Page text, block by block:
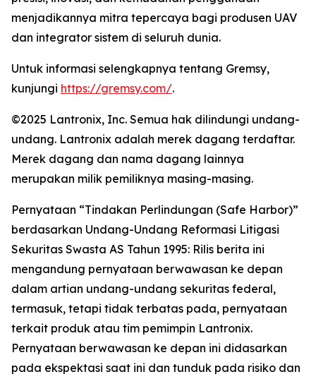
menjadikannya mitra tepercaya bagi produsen UAV
dan integrator sistem di seluruh dunia.
Untuk informasi selengkapnya tentang Gremsy,
kunjungi https://gremsy.com/.
©2025 Lantronix, Inc. Semua hak dilindungi undang-
undang. Lantronix adalah merek dagang terdaftar.
Merek dagang dan nama dagang lainnya
merupakan milik pemiliknya masing-masing.
Pernyataan “Tindakan Perlindungan (Safe Harbor)”
berdasarkan Undang-Undang Reformasi Litigasi
Sekuritas Swasta AS Tahun 1995: Rilis berita ini
mengandung pernyataan berwawasan ke depan
dalam artian undang-undang sekuritas federal,
termasuk, tetapi tidak terbatas pada, pernyataan
terkait produk atau tim pemimpin Lantronix.
Pernyataan berwawasan ke depan ini didasarkan
pada ekspektasi saat ini dan tunduk pada risiko dan